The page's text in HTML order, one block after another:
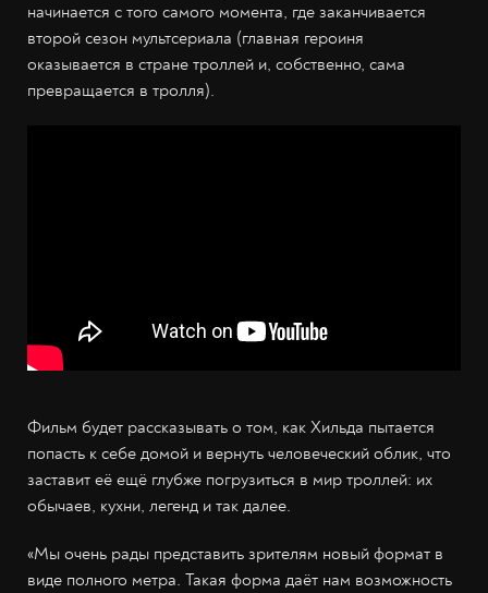
начинается с того самого момента, где заканчивается
второй сезон мультсериала (главная героиня
оказывается в стране троллей и, собственно, сама
превращается в тролля).
Фильм будет рассказывать о том, как Хильда пытается
попасть к себе домой и вернуть человеческий облик, что
заставит её ещё глубже погрузиться в мир троллей: их
обычаев, кухни, легенд и так далее.
«Мы очень рады представить зрителям новый формат в
виде полного метра. Такая форма даёт нам возможность